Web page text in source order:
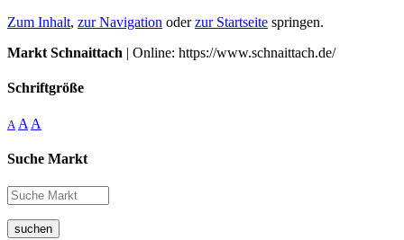
Zum Inhalt, zur Navigation oderzur Startseite springen.
Markt Schnaittach | Online: https://www.schnaittach.de/
Schriftgröße
A A A
Suche Markt
suchen